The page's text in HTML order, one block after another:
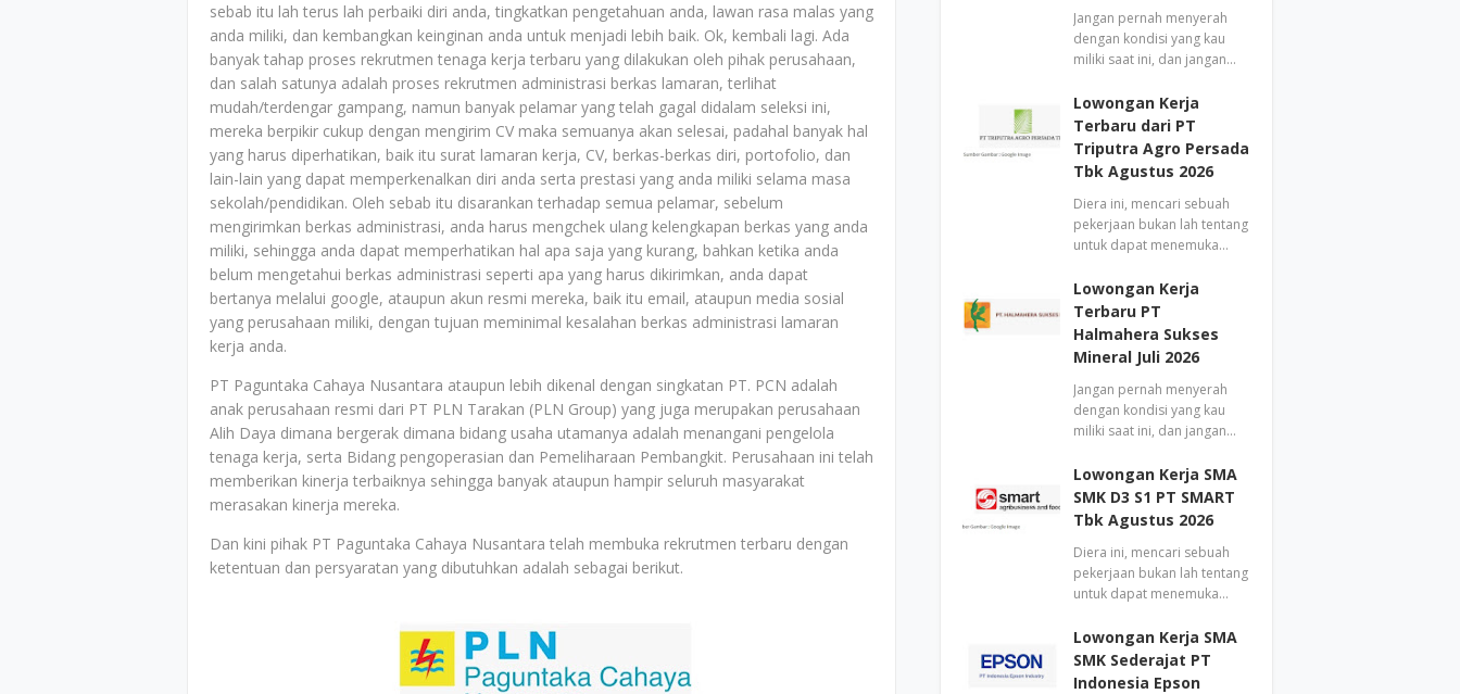
sebab itu lah terus lah perbaiki diri anda, tingkatkan pengetahuan anda, lawan rasa malas yang
anda miliki, dan kembangkan keinginan anda untuk menjadi lebih baik. Ok, kembali lagi. Ada
banyak tahap proses rekrutmen tenaga kerja terbaru yang dilakukan oleh pihak perusahaan,
dan salah satunya adalah proses rekrutmen administrasi berkas lamaran, terlihat
mudah/terdengar gampang, namun banyak pelamar yang telah gagal didalam seleksi ini,
mereka berpikir cukup dengan mengirim CV maka semuanya akan selesai, padahal banyak hal
yang harus diperhatikan, baik itu surat lamaran kerja, CV, berkas-berkas diri, portofolio, dan
lain-lain yang dapat memperkenalkan diri anda serta prestasi yang anda miliki selama masa
sekolah/pendidikan. Oleh sebab itu disarankan terhadap semua pelamar, sebelum
mengirimkan berkas administrasi, anda harus mengchek ulang kelengkapan berkas yang anda
miliki, sehingga anda dapat memperhatikan hal apa saja yang kurang, bahkan ketika anda
belum mengetahui berkas administrasi seperti apa yang harus dikirimkan, anda dapat
bertanya melalui google, ataupun akun resmi mereka, baik itu email, ataupun media sosial
yang perusahaan miliki, dengan tujuan meminimal kesalahan berkas administrasi lamaran
kerja anda.
PT Paguntaka Cahaya Nusantara ataupun lebih dikenal dengan singkatan PT. PCN adalah
anak perusahaan resmi dari PT PLN Tarakan (PLN Group) yang juga merupakan perusahaan
Alih Daya dimana bergerak dimana bidang usaha utamanya adalah menangani pengelola
tenaga kerja, serta Bidang pengoperasian dan Pemeliharaan Pembangkit. Perusahaan ini telah
memberikan kinerja terbaiknya sehingga banyak ataupun hampir seluruh masyarakat
merasakan kinerja mereka.
Dan kini pihak PT Paguntaka Cahaya Nusantara telah membuka rekrutmen terbaru dengan
ketentuan dan persyaratan yang dibutuhkan adalah sebagai berikut.
Jangan pernah menyerah
dengan kondisi yang kau
miliki saat ini, dan jangan…
Lowongan Kerja
Terbaru dari PT
Triputra Agro Persada
Tbk Agustus 2026
Diera ini, mencari sebuah
pekerjaan bukan lah tentang
untuk dapat menemuka…
Lowongan Kerja
Terbaru PT
Halmahera Sukses
Mineral Juli 2026
Jangan pernah menyerah
dengan kondisi yang kau
miliki saat ini, dan jangan…
Lowongan Kerja SMA
SMK D3 S1 PT SMART
Tbk Agustus 2026
Diera ini, mencari sebuah
pekerjaan bukan lah tentang
untuk dapat menemuka…
Lowongan Kerja SMA
SMK Sederajat PT
Indonesia Epson